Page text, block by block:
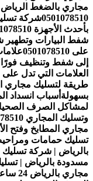
مجاري بالضغط الرياض
0501078510شركة
بأحدث الأجهزة 0501078510
شفط البيارات
على 0501078510
إلى شفط وتنظيف
العلامات التي تدل
طريقة لتسليك مجاري
بسهولة أسباب انسداد
لمشاكل الصرف الصحي
وتسليك المجاري 0501078510
مجاري المطابخ وفتح الأحواض
تسليك حمامات ومراحيض
بالرياض | شركة تسليك
مسدودة بالرياض | تسليك